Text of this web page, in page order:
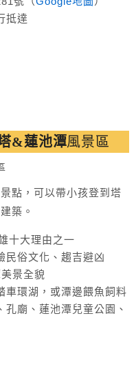
抵達
&蓮池潭風景區
點，可以帶小孩登到塔
築。
十大理由之一
民俗文化、趨吉避凶
景全貌
車環湖，或潭邊餵魚飼料
廟、蓮池潭兒童公園、